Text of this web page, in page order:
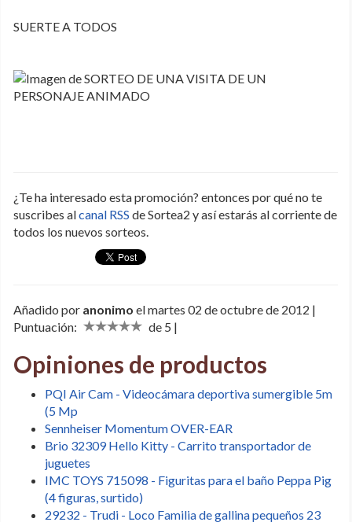
SUERTE A TODOS
¿Te ha interesado esta promoción? entonces por qué no te
suscribes alcanal RSS de Sortea2 y así estarás al corriente de
todos los nuevos sorteos.
Añadido por anonimo el martes 02 de octubre de 2012 |
Puntuación:
de 5 |
Opiniones de productos
PQI Air Cam - Videocámara deportiva sumergible 5m
(5 Mp
Sennheiser Momentum OVER-EAR
Brio 32309 Hello Kitty - Carrito transportador de
juguetes
IMC TOYS 715098 - Figuritas para el baño Peppa Pig
(4 figuras, surtido)
29232 - Trudi - Loco Familia de gallina pequeños 23